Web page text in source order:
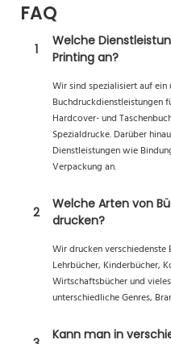
FAQ
1
Welche
Printing an?
Wir sind spezialisiert auf
Buchdruckdienstleistungen
Hardcover- und
Spezialdrucke. Darüber
Dienstleistungen wie
Verpackung an.
2
Welche Arten von
drucken?
Wir drucken verschiedenste
Lehrbücher, Kinderbücher,
Wirtschaftsbücher und
unterschiedliche Genres,
Kann man in